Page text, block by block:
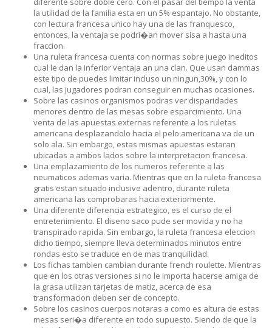
la utilidad de la familia esta en un 5% espantajo. No obstante,
con lectura francesa unico hay una de las franquesco,
entonces, la ventaja se podri�an mover sisa a hasta una
fraccion.
Una ruleta francesa cuenta con normas sobre juego ineditos
cual le dan la inferior ventaja an una clan. Que usan dammas
este tipo de puedes limitar incluso un ningun,30%, y con lo
cual, las jugadores podran conseguir en muchas ocasiones.
Sobre las casinos organismos podras ver disparidades
menores dentro de las mesas sobre esparcimiento. Una
venta de las apuestas externas referente a los ruletas
americana desplazandolo hacia el pelo americana va de un
solo ala. Sin embargo, estas mismas apuestas estaran
ubicadas a ambos lados sobre la interpretacion francesa.
Una emplazamiento de los numeros referente a las
neumaticos ademas varia. Mientras que en la ruleta francesa
gratis estan situado inclusive adentro, durante ruleta
americana las comprobaras hacia exteriormente.
Una diferente diferencia estrategico, es el curso de el
entretenimiento. El diseno saco pude ser movida y no ha
transpirado rapida. Sin embargo, la ruleta francesa eleccion
dicho tiempo, siempre lleva determinados minutos entre
rondas esto se traduce en de mas tranquilidad.
Los fichas tambien cambian durante french roulette. Mientras
que en los otras versiones si no le importa hacerse amiga de
la grasa utilizan tarjetas de matiz, acerca de esa
transformacion deben ser de concepto.
Sobre los casinos cuerpos notaras a como es altura de estas
mesas seri�a diferente en todo supuesto. Siendo de que la